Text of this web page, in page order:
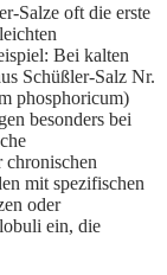
Salze oft die erste
Bei kalten
Schüßler-Salz Nr.
phosphoricum)
besonders bei
mit spezifischen
oder
ein, die